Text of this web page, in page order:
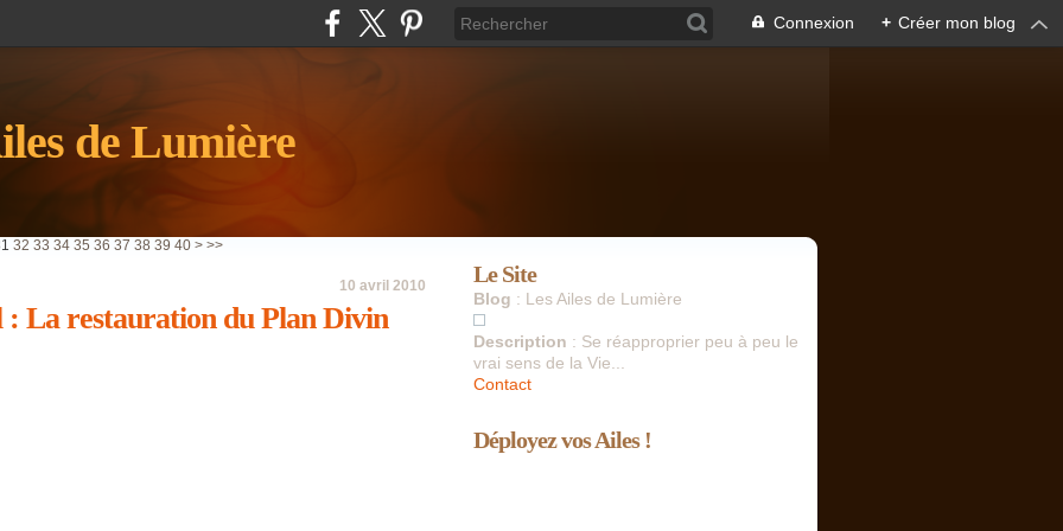
Connexion + Créer mon blog
de Lumière
32 33 34 35 36 37 38 39 40 > >>
10 avril 2010
: La restauration du Plan Divin
Le Site
Blog : Les Ailes de Lumière
Description : Se réapproprier peu à peu le
vrai sens de la Vie...
Contact
Déployez vos Ailes !